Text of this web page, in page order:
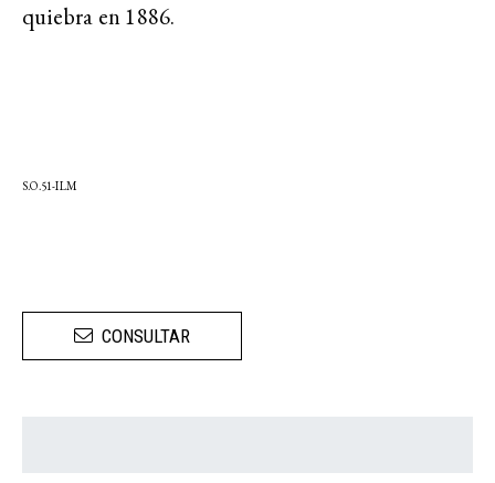
quiebra en 1886.
S.O.51-ILM
CONSULTAR